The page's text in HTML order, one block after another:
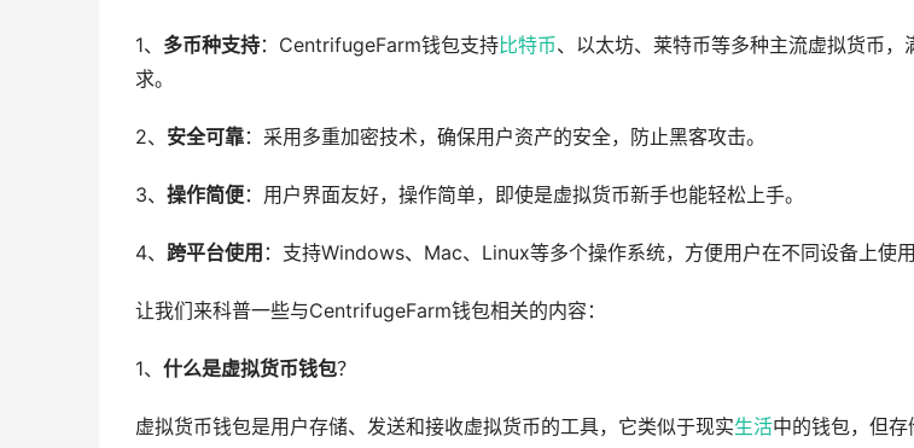
1、 多币种支持：CentrifugeFarm钱包支持比特币、以太坊、莱特币等多种主流虚拟货币，
求。
2、 安全可靠：采用多重加密技术，确保用户资产的安全，防止黑客攻击。
3、 操作简便：用户界面友好，操作简单，即使是虚拟货币新手也能轻松上手。
4、 跨平台使用 ：支持Windows、Mac、Linux等多个操作系统，方便用户在不同设备上使用
让我们来科普一些与CentrifugeFarm钱包相关的内容：
1、 什么是虚拟货币钱包？
虚拟货币钱包是用户存储、发送和接收虚拟货币的工具，它类似于现实生活中的钱包，但